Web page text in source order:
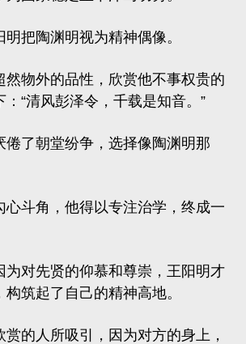
把陶渊明视为精神偶像。
然物外的品性，欣赏他不事权贵的
：“清风彭泽令，千载是知音。”
倦了朝堂纷争，选择像陶渊明那
心斗角，他得以专注治学，终成一
为对先贤的仰慕和尊崇，王阳明才
筑起了自己的精神高地。
赏的人所吸引，因为对方的身上，